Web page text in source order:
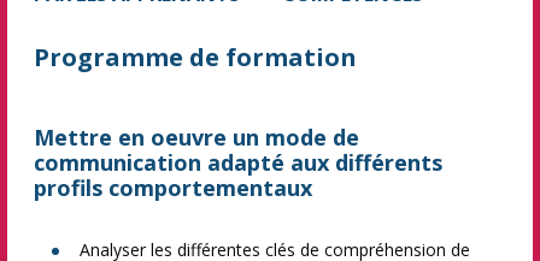
Programme de formation
Mettre en oeuvre un mode de
communication adapté aux différents
profils comportementaux
Analyser les différentes clés de compréhension de